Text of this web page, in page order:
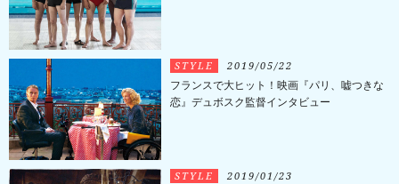
STYLE 2019/05/22
フランスで大ヒット！映画『パリ、嘘つきな
恋』デュボスク監督インタビュー
STYLE 2019/01/23